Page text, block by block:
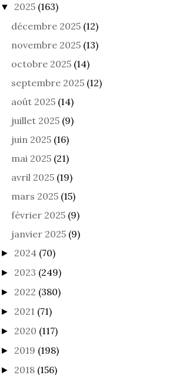
▼ 2025 (163)
décembre 2025 (12)
novembre 2025 (13)
octobre 2025 (14)
septembre 2025 (12)
août 2025 (14)
juillet 2025 (9)
juin 2025 (16)
mai 2025 (21)
avril 2025 (19)
mars 2025 (15)
février 2025 (9)
janvier 2025 (9)
► 2024 (70)
► 2023 (249)
► 2022 (380)
► 2021 (71)
► 2020 (117)
► 2019 (198)
► 2018 (156)